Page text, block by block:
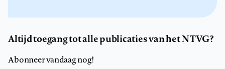
Altijd toegang tot alle publicaties van het NTVG?
Abonneer vandaag nog!